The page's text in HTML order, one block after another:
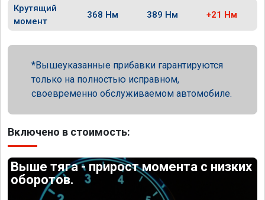
Крутящий
момент
368 Нм 389 Нм +21 Нм
Вышеуказанные прибавки гарантируются
только на полностью исправном,
своевременно обслуживаемом автомобиле.
Включено в стоимость:
Выше тяга - прирост момента с низких
оборотов.